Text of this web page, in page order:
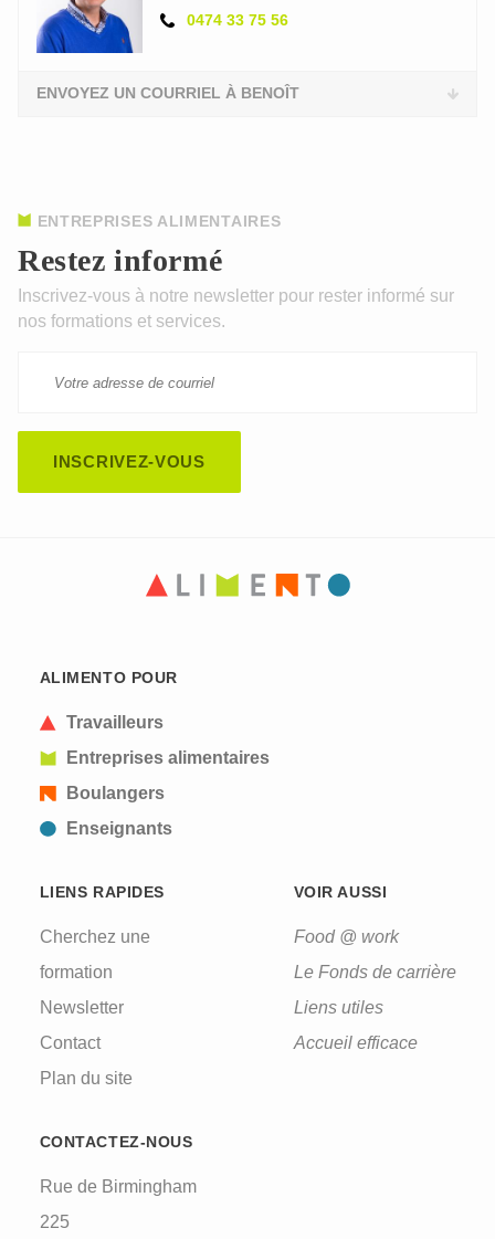
0474 33 75 56
ENVOYEZ UN COURRIEL À BENOÎT
submissions.
Restez informé
ENTREPRISES ALIMENTAIRES
Inscrivez-vous à notre newsletter pour rester informé sur
nos formations et services.
ALIMENTO POUR
Travailleurs
Entreprises alimentaires
Boulangers
Enseignants
LIENS RAPIDES
Cherchez une
formation
Newsletter
Contact
Plan du site
VOIR AUSSI
Food @ work
Le Fonds de carrière
Liens utiles
Accueil efficace
CONTACTEZ-NOUS
Rue de Birmingham
225